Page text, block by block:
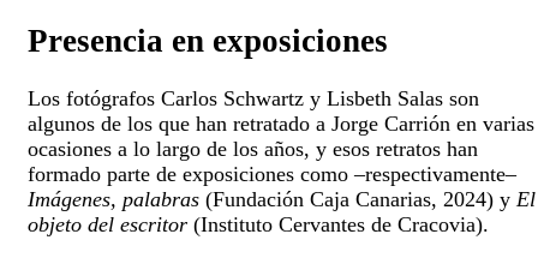
Presencia en exposiciones
Los fotógrafos Carlos Schwartz y Lisbeth Salas son
algunos de los que han retratado a Jorge Carrión en varias
ocasiones a lo largo de los años, y esos retratos han
formado parte de exposiciones como –respectivamente–
Imágenes, palabras (Fundación Caja Canarias, 2024) y El
objeto del escritor (Instituto Cervantes de Cracovia).